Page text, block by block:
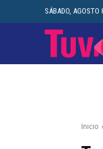
SÁBADO, AGOSTO
Inicio